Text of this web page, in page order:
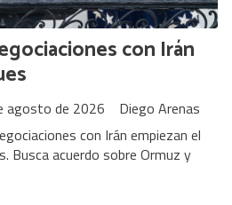
con Irán
Diego Arenas
agosto de 2026
con Irán empiezan el
Busca acuerdo sobre Ormuz y